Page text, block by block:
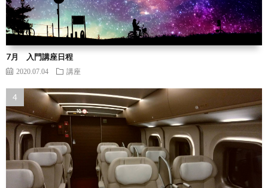
7月 入門講座日程
2020.07.04 講座